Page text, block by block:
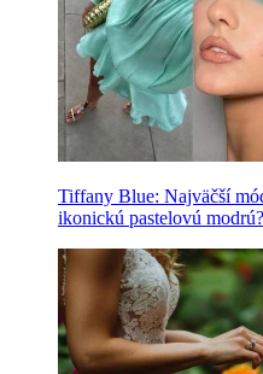
Tiffany Blue: Najväčší
ikonickú pastelovú modrú?